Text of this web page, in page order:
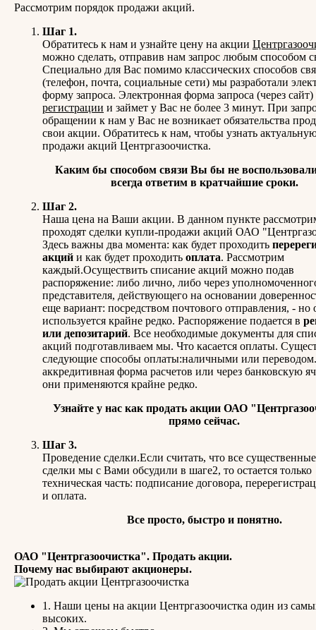
Рассмотрим порядок продажи акций.
Шаг 1.
Обратитесь к нам и узнайте цену на акции
можно сделать, отправив нам запрос любым способом
Специально для Вас помимо классических способов
(телефон, почта, социальные сети) мы разработали
форму запроса. Электронная форма запроса (через сайт)
регистрации и займет у Вас не более 3 минут. При
обращении к нам у Вас не возникает обязательства
свои акции. Обратитесь к нам, чтобы узнать
продажи акций Центргазоочистка.
Каким бы способом связи Вы бы не
всегда ответим в кратчайшие сроки.
Шаг 2.
Наша цена на Ваши акции. В данном пункте
проходят сделки купли-продажи акций ОАО
Здесь важны два момента: как будет проходить
акций и как будет проходить оплата. Рассмотрим
каждый.Осуществить списание акций можно подав
распоряжение: либо лично, либо через
представителя, действующего на основании
еще вариант: посредством почтового отправления, - но
используется крайне редко. Распоряжение подается в
или депозитарий. Все необходимые документы для
акций подготавливаем мы. Что касается оплаты.
следующие способы оплаты:наличными или
аккредитивная форма расчетов или через банковскую
они применяются крайне редко.
Узнайте у нас как продать акции ОАО
прямо сейчас.
Шаг 3.
Проведение сделки.Если считать, что все
сделки мы с Вами обсудили в шаге2, то остается только
техническая часть: подписание договора,
и оплата.
Все просто, быстро и понятно.
ОАО "Центргазоочистка". Продать акции.
Почему нас выбирают акционеры.
1. Наши цены на акции Центргазоочистка один из
высоких.